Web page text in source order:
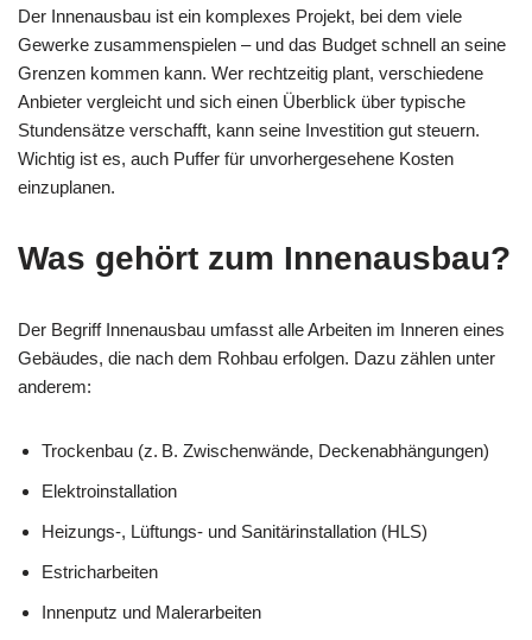
Der Innenausbau ist ein komplexes Projekt, bei dem viele
Gewerke zusammenspielen – und das Budget schnell an seine
Grenzen kommen kann. Wer rechtzeitig plant, verschiedene
Anbieter vergleicht und sich einen Überblick über typische
Stundensätze verschafft, kann seine Investition gut steuern.
Wichtig ist es, auch Puffer für unvorhergesehene Kosten
einzuplanen.
Was gehört zum Innenausbau?
Der Begriff Innenausbau umfasst alle Arbeiten im Inneren eines
Gebäudes, die nach dem Rohbau erfolgen. Dazu zählen unter
anderem:
Trockenbau (z. B. Zwischenwände, Deckenabhängungen)
Elektroinstallation
Heizungs-, Lüftungs- und Sanitärinstallation (HLS)
Estricharbeiten
Innenputz und Malerarbeiten